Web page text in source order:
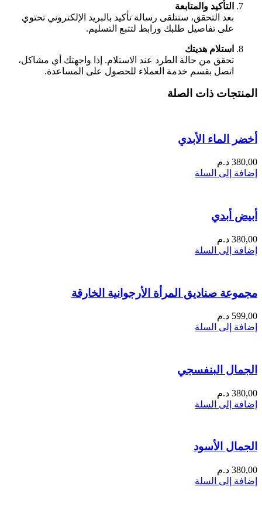
التأكيد والمتابعة
بعد التحقق، ستتلقى رسالة تأكيد بالبريد الإلكتروني تحتوي
على تفاصيل طلبك ورابط لتتبع التسليم.
استلام هديتك
تحقق من حالة الطرد عند الاستلام. إذا واجهتك أي مشاكل،
اتصل بقسم خدمة العملاء للحصول على المساعدة.
المنتجات ذات الصلة
أخضر الماء الأبدي
380,00 د.م
إضافة إلى السلة
أبيض أبدي
380,00 د.م
إضافة إلى السلة
مجموعة صناديق المرأة الأرجوانية الخارقة
599,00 د.م
إضافة إلى السلة
الجمال البنفسجي
380,00 د.م
إضافة إلى السلة
الجمال الأسود
380,00 د.م
إضافة إلى السلة